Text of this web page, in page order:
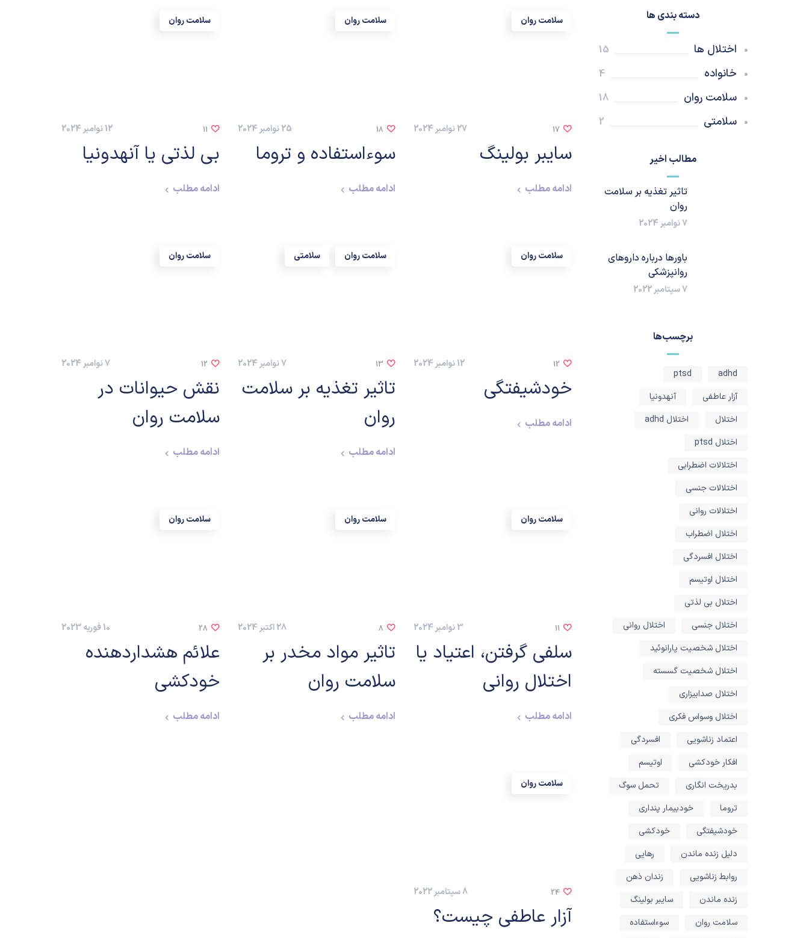
سلامت روان
27 نوامبر 2024 17
سایبر بولینگ
ادامه مطلب
سلامت روان
25 نوامبر 2024 18
سوءاستفاده و تروما
ادامه مطلب
سلامت روان
12 نوامبر 2024 11
بی لذتی یا آنهدونیا
ادامه مطلب
سلامت روان
12 نوامبر 2024 12
خودشیفتگی
ادامه مطلب
سلامت روان سلامتی
7 نوامبر 2024 13
تاثیر تغذیه بر سلامت
روان
ادامه مطلب
سلامت روان
7 نوامبر 2024 12
نقش حیوانات در
سلامت روان
ادامه مطلب
سلامت روان
3 نوامبر 2024 11
سلفی گرفتن، اعتیاد یا
اختلال روانی
ادامه مطلب
سلامت روان
28 اکتبر 2024 8
تاثیر مواد مخدر بر
سلامت روان
ادامه مطلب
سلامت روان
10 فوریه 2023 28
علائم هشداردهنده
خودکشی
ادامه مطلب
سلامت روان
8 سپتامبر 2022 24
آزار عاطفی چیست؟
دسته بندی ها
اختلال ها 15
خانواده 4
سلامت روان 18
سلامتی 2
مطالب اخیر
تاثیر تغذیه بر سلامت
روان
7 نوامبر 2024
باورها درباره داروهای
روانپزشکی
7 سپتامبر 2022
برچسب‌ها
adhd
ptsd
آزار عاطفی
آنهدونیا
اختلال
اختلال adhd
اختلال ptsd
اختلالات اضطرابی
اختلالات جنسی
اختلالات روانی
اختلال اضطراب
اختلال افسردگی
اختلال اوتیسم
اختلال بی لذتی
اختلال جنسی
اختلال روانی
اختلال شخصیت پارانوئید
اختلال شخصیت گسسته
اختلال صدابیزاری
اختلال وسواس فکری
اعتماد زناشویی
افسردگی
افکار خودکشی
اوتیسم
بدریخت انگاری
تحمل سوگ
تروما
خودبیمار پنداری
خودشیفتگی
خودکشی
دلیل زنده ماندن
رهایی
روابط زناشویی
زندان ذهن
زنده ماندن
سایبر بولینگ
سلامت روان
سوءاستفاده